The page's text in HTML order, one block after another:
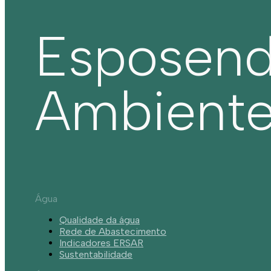
Água
Qualidade da água
Rede de Abastecimento
Indicadores ERSAR
Sustentabilidade